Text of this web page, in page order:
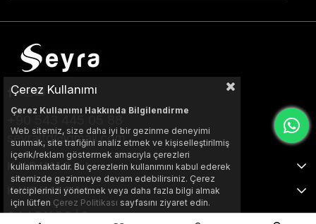
+90 543 445 05 88
seyraltd@gmail.com
KURUMSAL
KURUMSAL
ALIŞVERİŞ
Çerez Kullanımı
Çerez Kullanımı Hakkında Bilgilendirme
Web sitemiz, size daha iyi bir gezinme deneyimi
sunmak, site trafiğini analiz etmek ve kişiselleştirilmiş
içerik/reklam göstermek amacıyla çerezleri
kullanmaktadır. Bu çerezlerin kullanımını kabul ederek
sitemizde gezinmeye devam edebilirsiniz. Çerez
terciplerinizi yönetmek veya daha fazla bilgi almak
için lütfen Çerez Politikası sayfasını ziyaret edin.